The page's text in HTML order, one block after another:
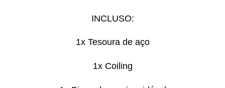
INCLUSO:
1x Tesoura de aço
1x Coiling